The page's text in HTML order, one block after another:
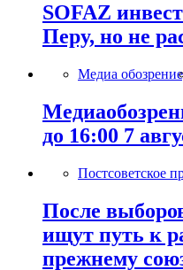
SOFAZ
Перу, но не
Медиа
до 16:00 7
Постсоветское
После
ищут путь к
прежнему